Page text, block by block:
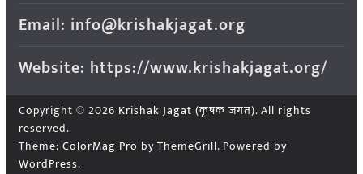
Email: info@krishakjagat.org
Website: https://www.krishakjagat.org/
Copyright © 2026 Krishak Jagat (कृषक जगत). All rights
reserved.
Theme: ColorMag Pro by ThemeGrill. Powered by
WordPress.